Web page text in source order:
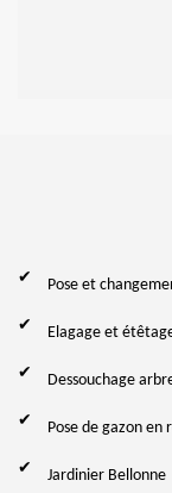
Pose et
Elagage et
Dessouchage
Pose de gazon en
Jardinier Bellonne